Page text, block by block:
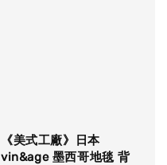
《美式工廠》日本
vin&age 墨西哥地毯 背